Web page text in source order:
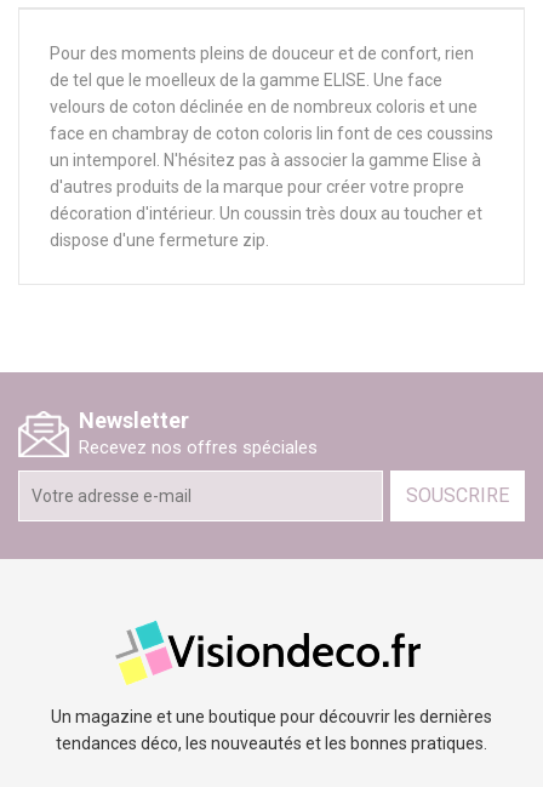
Pour des moments pleins de douceur et de confort, rien
de tel que le moelleux de la gamme ELISE. Une face
velours de coton déclinée en de nombreux coloris et une
face en chambray de coton coloris lin font de ces coussins
un intemporel. N'hésitez pas à associer la gamme Elise à
d'autres produits de la marque pour créer votre propre
décoration d'intérieur. Un coussin très doux au toucher et
dispose d'une fermeture zip.
Newsletter
Recevez nos offres spéciales
SOUSCRIRE
Un magazine et une boutique pour découvrir les dernières
tendances déco, les nouveautés et les bonnes pratiques.